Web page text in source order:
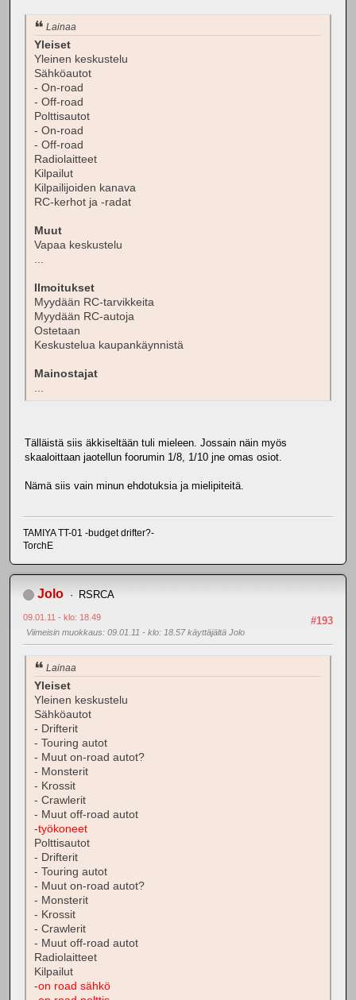
Lainaa
Yleiset
Yleinen keskustelu
Sähköautot
- On-road
- Off-road
Polttisautot
- On-road
- Off-road
Radiolaitteet
Kilpailut
Kilpailijoiden kanava
RC-kerhot ja -radat
Muut
Vapaa keskustelu
Ilmoitukset
Myydään RC-tarvikkeita
Myydään RC-autoja
Ostetaan
Keskustelua kaupankäynnistä
Mainostajat
Tälläistä siis äkkiseltään tuli mieleen. Jossain näin myös
skaaloittaan jaotellun foorumin 1/8, 1/10 jne omas osiot.
Nämä siis vain minun ehdotuksia ja mielipiteitä.
TAMIYA TT-01 -budget drifter?-
TorchE
Jolo RSRCA
#193
09.01.11 - klo: 18.49
Viimeisin muokkaus: 09.01.11 - klo: 18.57 käyttäjältä Jolo
Lainaa
Yleiset
Yleinen keskustelu
Sähköautot
- Drifterit
- Touring autot
- Muut on-road autot?
- Monsterit
- Krossit
- Crawlerit
- Muut off-road autot
-työkoneet
Polttisautot
- Drifterit
- Touring autot
- Muut on-road autot?
- Monsterit
- Krossit
- Crawlerit
- Muut off-road autot
Radiolaitteet
Kilpailut
-on road sähkö